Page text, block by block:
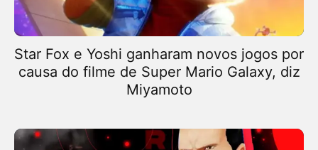
Star Fox e Yoshi ganharam novos jogos por
causa do filme de Super Mario Galaxy, diz
Miyamoto